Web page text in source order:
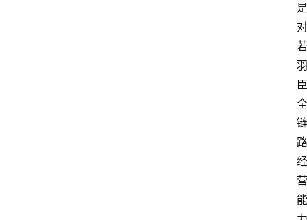
是
对
若
羽
臣
全
链
路
经
营
能